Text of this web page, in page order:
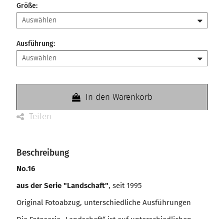
Größe:
Ausführung:
In den Warenkorb
Teilen
Beschreibung
No.16
aus der Serie "Landschaft", seit 1995
Original Fotoabzug, unterschiedliche Ausführungen